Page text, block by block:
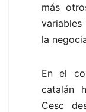
más
la
En el
catalán
Cesc